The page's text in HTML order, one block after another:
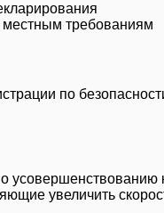
местным требованиям
по
увеличить